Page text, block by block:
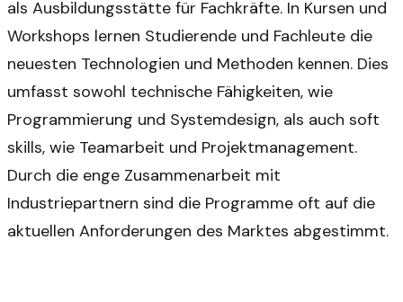
als Ausbildungsstätte für Fachkräfte. In Kursen und
Workshops lernen Studierende und Fachleute die
neuesten Technologien und Methoden kennen. Dies
umfasst sowohl technische Fähigkeiten, wie
Programmierung und Systemdesign, als auch soft
skills, wie Teamarbeit und Projektmanagement.
Durch die enge Zusammenarbeit mit
Industriepartnern sind die Programme oft auf die
aktuellen Anforderungen des Marktes abgestimmt.